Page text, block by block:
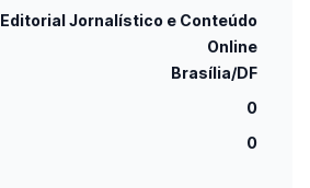
Editorial Jornalístico e Conteúdo
Online
Brasília/DF
0
0